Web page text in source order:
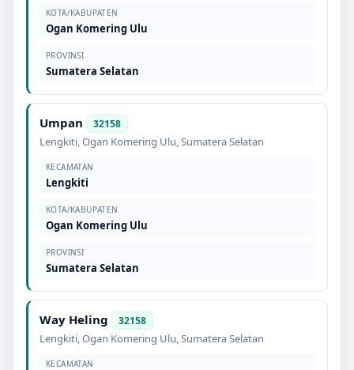
KOTA/KABUPATEN
Ogan Komering Ulu
PROVINSI
Sumatera Selatan
Umpan 32158
Lengkiti,Ogan Komering Ulu,Sumatera Selatan
KECAMATAN
Lengkiti
KOTA/KABUPATEN
Ogan Komering Ulu
PROVINSI
Sumatera Selatan
Way Heling 32158
Lengkiti,Ogan Komering Ulu,Sumatera Selatan
KECAMATAN